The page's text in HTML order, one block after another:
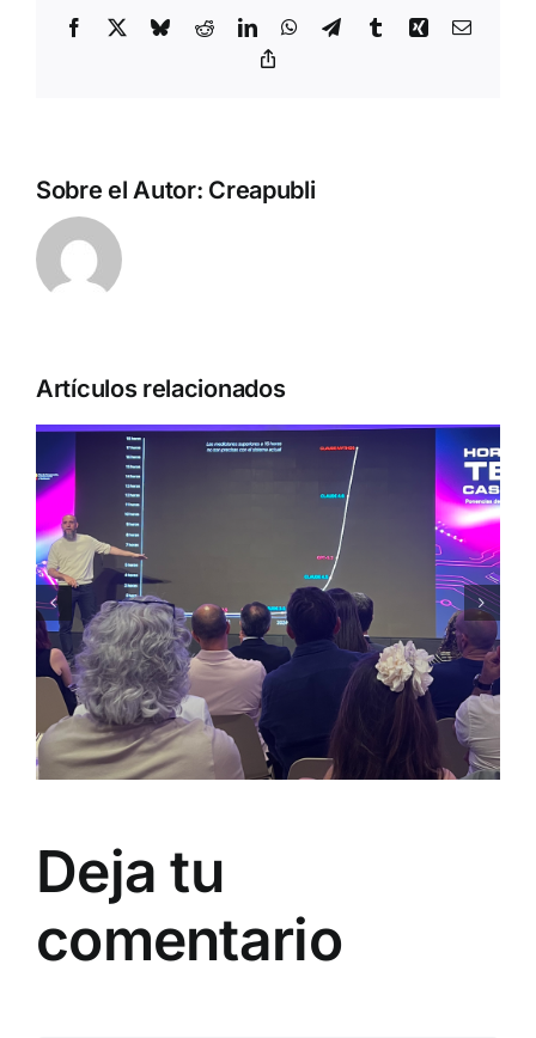
Facebook BlueskyRedditLinkedInWhatsApp
TelegramTumblrXing Correo
Sobre el Autor: Creapubli
Artículos relacionados
Deja tu
comentario